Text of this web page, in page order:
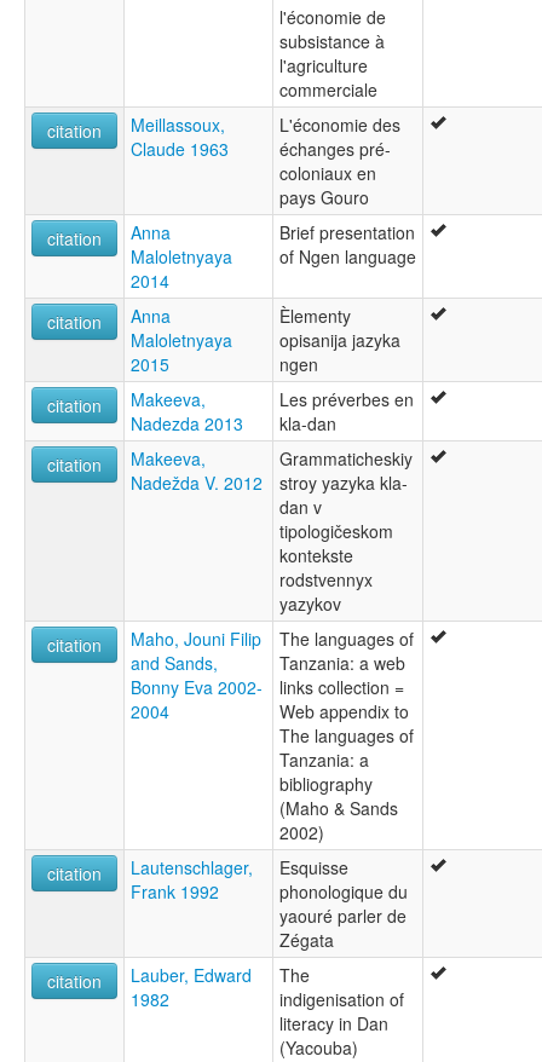
l'économie de
subsistance à
l'agriculture
commerciale
citation
Meillassoux,
Claude 1963
L'économie des
échanges pré-
coloniaux en
pays Gouro
citation
Anna
Maloletnyaya
2014
Brief presentation
of Ngen language
citation
Anna
Maloletnyaya
2015
Èlementy
opisanija jazyka
ngen
citation
Makeeva,
Nadezda 2013
Les préverbes en
kla-dan
citation
Makeeva,
Nadežda V. 2012
Grammaticheskiy
stroy yazyka kla-
dan v
tipologičeskom
kontekste
rodstvennyx
yazykov
citation
Maho, Jouni Filip
and Sands,
Bonny Eva 2002-
2004
The languages of
Tanzania: a web
links collection =
Web appendix to
The languages of
Tanzania: a
bibliography
(Maho & Sands
2002)
citation
Lautenschlager,
Frank 1992
Esquisse
phonologique du
yaouré parler de
Zégata
citation
Lauber, Edward
1982
The
indigenisation of
literacy in Dan
(Yacouba)